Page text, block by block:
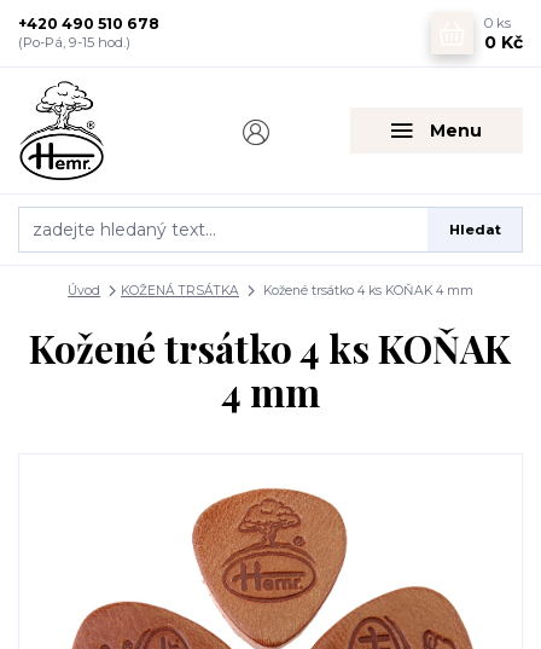
Menu
Hledat
+420 490 510 678
(Po-Pá, 9-15 hod.)
0 ks
0 Kč
Úvod KOŽENÁ TRSÁTKA Kožené trsátko 4 ks KOŇAK 4 mm
Kožené trsátko 4 ks KOŇAK
4 mm